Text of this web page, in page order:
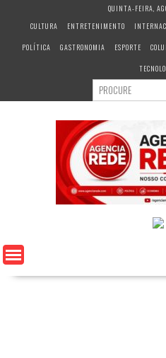
c
QUINTA-FEIRA,
CULTURA
ENTRETENIMENTO
POLÍTICA
GASTRONOMIA ESPORTE